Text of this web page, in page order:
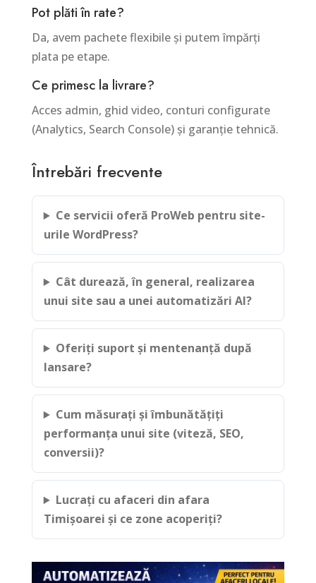
Pot plăti în rate?
Da, avem pachete flexibile și putem împărți
plata pe etape.
Ce primesc la livrare?
Acces admin, ghid video, conturi configurate
(Analytics, Search Console) și garanție tehnică.
Întrebări frecvente
Ce servicii oferă ProWeb pentru site-
urile WordPress?
Cât durează, în general, realizarea
unui site sau a unei automatizări AI?
Oferiți suport și mentenanță după
lansare?
Cum măsurați și îmbunătățiți
performanța unui site (viteză, SEO,
conversii)?
Lucrați cu afaceri din afara
Timișoarei și ce zone acoperiți?